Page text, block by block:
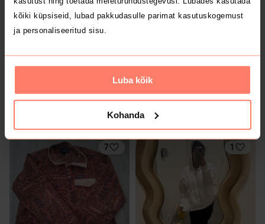
kõiki küpsiseid, lubad pakkudasulle parimat kasutuskogemust
ja personaliseeritud sisu.
Luba kõik
Kohanda
8 €
L 5 €
L
Muu
7 1